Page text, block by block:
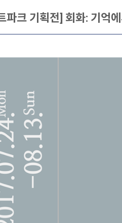
파크 기획전] 회화: 기억